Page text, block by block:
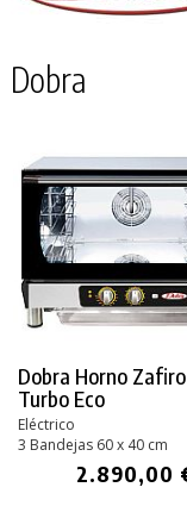
Dobra
Dobra Horno Zafiro
Turbo Eco
Eléctrico
3 Bandejas 60 x 40 cm
2.890,00